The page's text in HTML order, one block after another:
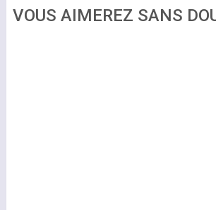
VOUS AIMEREZ SANS